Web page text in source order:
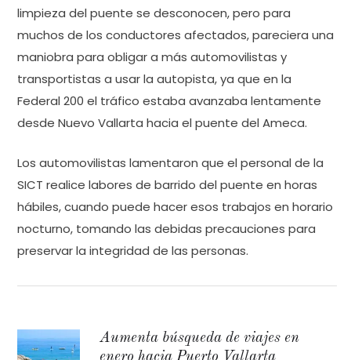
limpieza del puente se desconocen, pero para
muchos de los conductores afectados, pareciera una
maniobra para obligar a más automovilistas y
transportistas a usar la autopista, ya que en la
Federal 200 el tráfico estaba avanzaba lentamente
desde Nuevo Vallarta hacia el puente del Ameca.
Los automovilistas lamentaron que el personal de la
SICT realice labores de barrido del puente en horas
hábiles, cuando puede hacer esos trabajos en horario
nocturno, tomando las debidas precauciones para
preservar la integridad de las personas.
Aumenta búsqueda de viajes en
enero hacia Puerto Vallarta